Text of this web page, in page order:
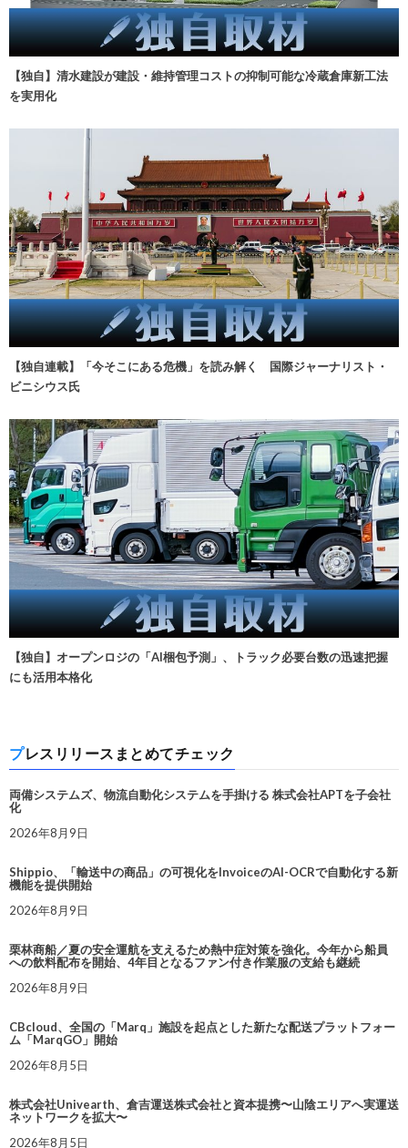
【独自】清水建設が建設・維持管理コストの抑制可能な冷蔵倉庫新工法
を実用化
【独自連載】「今そこにある危機」を読み解く 国際ジャーナリスト・
ビニシウス氏
【独自】オープンロジの「AI梱包予測」、トラック必要台数の迅速把握
にも活用本格化
プレスリリースまとめてチェック
両備システムズ、物流自動化システムを手掛ける 株式会社APTを子会社
化
2026年8月9日
Shippio、「輸送中の商品」の可視化をInvoiceのAI-OCRで自動化する新
機能を提供開始
2026年8月9日
栗林商船／夏の安全運航を支えるため熱中症対策を強化。今年から船員
への飲料配布を開始、4年目となるファン付き作業服の支給も継続
2026年8月9日
CBcloud、全国の「Marq」施設を起点とした新たな配送プラットフォー
ム「MarqGO」開始
2026年8月5日
株式会社Univearth、倉吉運送株式会社と資本提携〜山陰エリアへ実運送
ネットワークを拡大〜
2026年8月5日